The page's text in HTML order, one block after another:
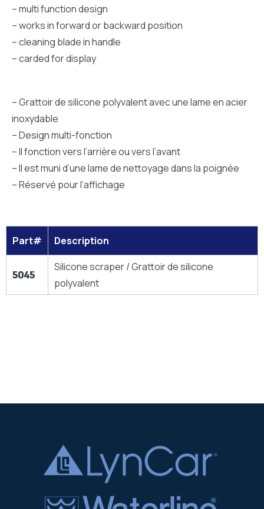
– multi function design
– works in forward or backward position
– cleaning blade in handle
– carded for display
– Grattoir de silicone polyvalent avec une lame en acier
inoxydable
– Design multi-fonction
– Il fonction vers l’arrière ou vers l’avant
– Il est muni d’une lame de nettoyage dans la poignée
– Réservé pour l’affichage
Part# Description
5045
Silicone scraper / Grattoir de silicone
polyvalent